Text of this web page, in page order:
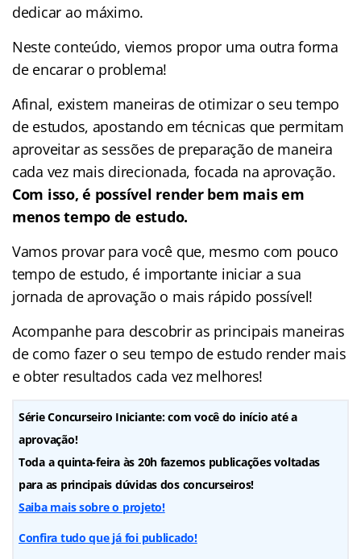
dedicar ao máximo.
Neste conteúdo, viemos propor uma outra forma
de encarar o problema!
Afinal, existem maneiras de otimizar o seu tempo
de estudos, apostando em técnicas que permitam
aproveitar as sessões de preparação de maneira
cada vez mais direcionada, focada na aprovação.
Com isso, é possível render bem mais em
menos tempo de estudo.
Vamos provar para você que, mesmo com pouco
tempo de estudo, é importante iniciar a sua
jornada de aprovação o mais rápido possível!
Acompanhe para descobrir as principais maneiras
de como fazer o seu tempo de estudo render mais
e obter resultados cada vez melhores!
Série Concurseiro Iniciante: com você do início até a
aprovação!
Toda a quinta-feira às 20h fazemos publicações voltadas
para as principais dúvidas dos concurseiros!
Saiba mais sobre o projeto!
Confira tudo que já foi publicado!